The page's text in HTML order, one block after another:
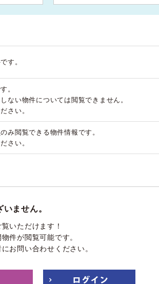
す。
。
ない物件については閲覧できません。
さい。
み閲覧できる物件情報です。
さい。
ません。
いただけます！
件が閲覧可能です。
お問い合わせください。